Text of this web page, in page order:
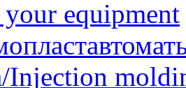
equipment
Injection